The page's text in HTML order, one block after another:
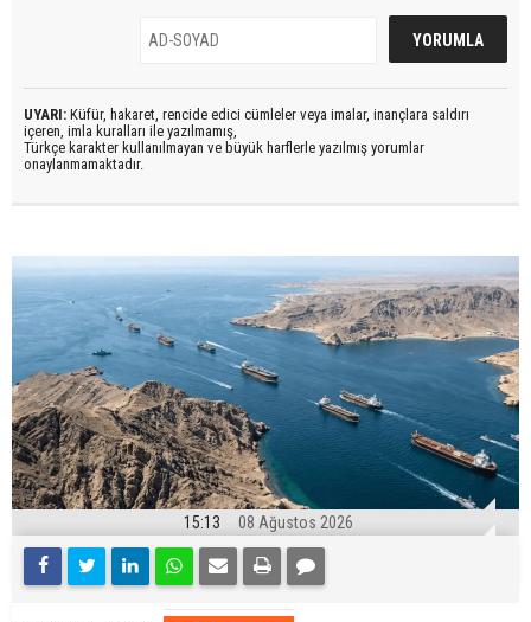
UYARI: Küfür, hakaret, rencide edici cümleler veya imalar, inançlara saldırı
içeren, imla kuralları ile yazılmamış,
Türkçe karakter kullanılmayan ve büyük harflerle yazılmış yorumlar
onaylanmamaktadır.
15:13 08 Ağustos 2026